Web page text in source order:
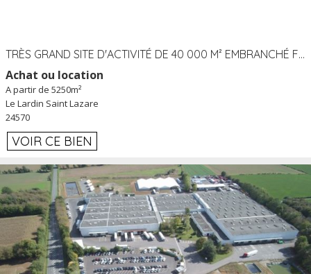
TRÈS GRAND SITE D'ACTIVITÉ DE 40 000 M² EMBRANCHÉ FER AU LARDIN SAINT LAZARE (24) PROCHE A89 À LOUER
Achat ou location
A partir de 5250m²
Le Lardin Saint Lazare
24570
VOIR CE BIEN